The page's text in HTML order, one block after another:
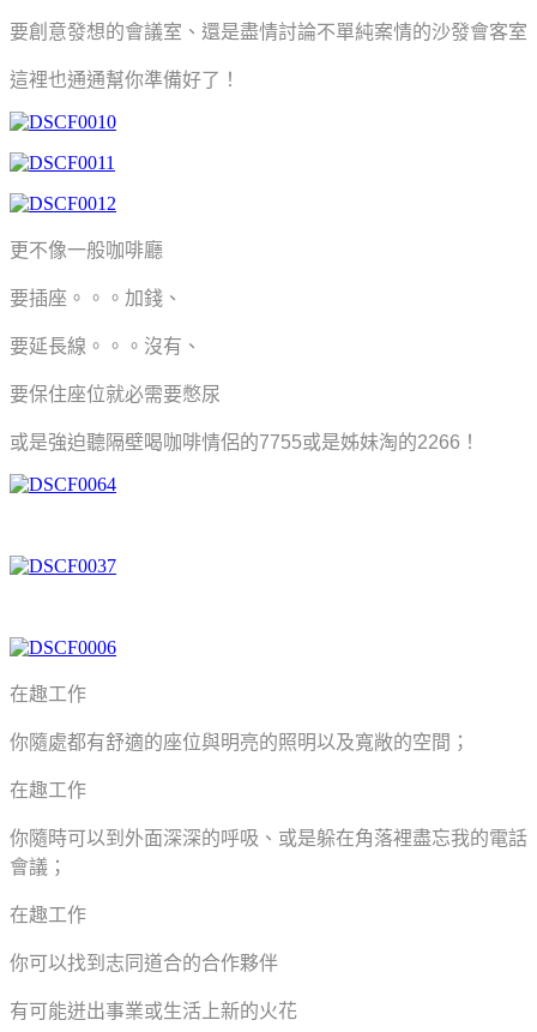
要創意發想的會議室、還是盡情討論不單純案情的沙發會客室
這裡也通通幫你準備好了！
更不像一般咖啡廳
要插座。。。加錢、
要延長線。。。沒有、
要保住座位就必需要憋尿
或是強迫聽隔壁喝咖啡情侶的7755或是姊妹淘的2266！
在趣工作
你隨處都有舒適的座位與明亮的照明以及寬敞的空間；
在趣工作
你隨時可以到外面深深的呼吸、或是躲在角落裡盡忘我的電話
會議；
在趣工作
你可以找到志同道合的合作夥伴
有可能迸出事業或生活上新的火花